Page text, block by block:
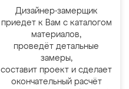
Дизайнер-замерщик
приедет к Вам с каталогом
материалов,
проведёт детальные
замеры,
составит проект и сделает
окончательный расчёт